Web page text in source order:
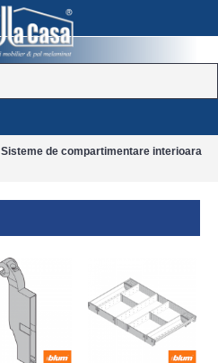
Sisteme de compartimentare interioara